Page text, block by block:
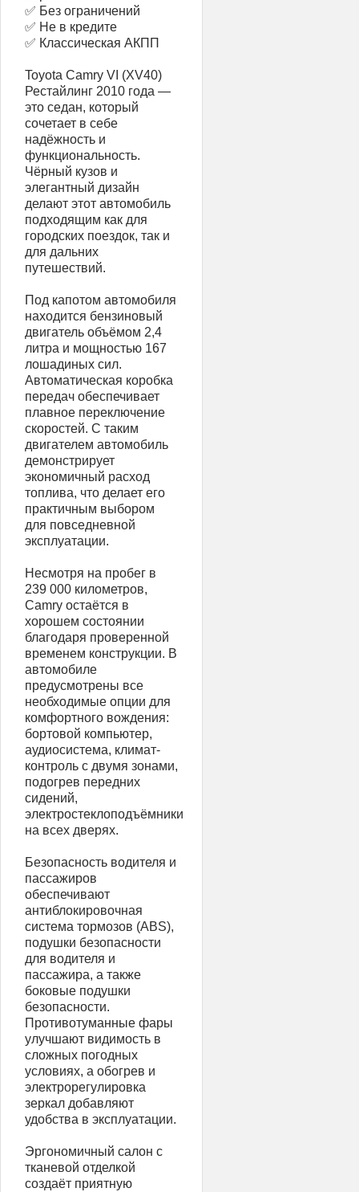
✅ Без ограничений
✅ Не в кредите
✅ Классическая АКПП
Toyota Camry VI (XV40)
Рестайлинг 2010 года —
это седан, который
сочетает в себе
надёжность и
функциональность.
Чёрный кузов и
элегантный дизайн
делают этот автомобиль
подходящим как для
городских поездок, так и
для дальних
путешествий.
Под капотом автомобиля
находится бензиновый
двигатель объёмом 2,4
литра и мощностью 167
лошадиных сил.
Автоматическая коробка
передач обеспечивает
плавное переключение
скоростей. С таким
двигателем автомобиль
демонстрирует
экономичный расход
топлива, что делает его
практичным выбором
для повседневной
эксплуатации.
Несмотря на пробег в
239 000 километров,
Camry остаётся в
хорошем состоянии
благодаря проверенной
временем конструкции. В
автомобиле
предусмотрены все
необходимые опции для
комфортного вождения:
бортовой компьютер,
аудиосистема, климат-
контроль с двумя зонами,
подогрев передних
сидений,
электростеклоподъёмники
на всех дверях.
Безопасность водителя и
пассажиров
обеспечивают
антиблокировочная
система тормозов (ABS),
подушки безопасности
для водителя и
пассажира, а также
боковые подушки
безопасности.
Противотуманные фары
улучшают видимость в
сложных погодных
условиях, а обогрев и
электрорегулировка
зеркал добавляют
удобства в эксплуатации.
Эргономичный салон с
тканевой отделкой
создаёт приятную